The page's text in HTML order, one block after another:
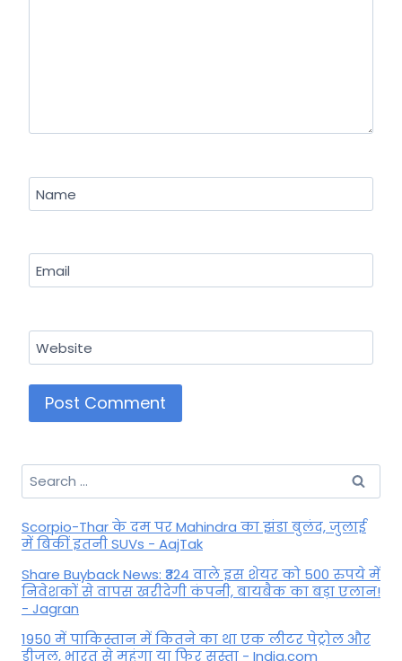
Name
Email
Website
Search
for:
Scorpio-Thar के दम पर Mahindra का झंडा बुलंद, जुलाई
में बिकीं इतनी SUVs - AajTak
Share Buyback News: ₹324 वाले इस शेयर को 500 रुपये में
निवेशकों से वापस खरीदेगी कंपनी, बायबैक का बड़ा एलान!
- Jagran
1950 में पाकिस्तान में कितने का था एक लीटर पेट्रोल और
डीजल, भारत से महंगा या फिर सस्ता - India.com